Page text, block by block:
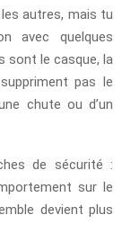
autres, mais tu
avec quelques
sont le casque, la
pas le
chute ou d’un
de sécurité :
sur le
devient plus